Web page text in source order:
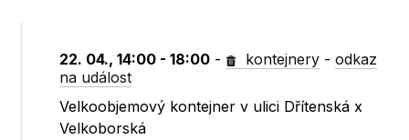
22. 04., 14:00 - 18:00 - kontejnery -odkaz
na událost
Velkoobjemový kontejner v ulici Dřítenská x
Velkoborská